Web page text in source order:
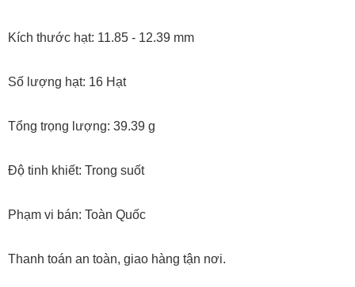
Kích thước hạt: 11.85 - 12.39 mm
Số lượng hạt: 16 Hạt
Tổng trọng lượng: 39.39 g
Độ tinh khiết: Trong suốt
Phạm vi bán: Toàn Quốc
Thanh toán an toàn, giao hàng tận nơi.